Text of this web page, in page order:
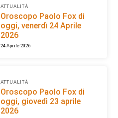
ATTUALITÀ
Oroscopo Paolo Fox di
oggi, venerdì 24 Aprile
2026
24 Aprile 2026
ATTUALITÀ
Oroscopo Paolo Fox di
oggi, giovedì 23 aprile
2026